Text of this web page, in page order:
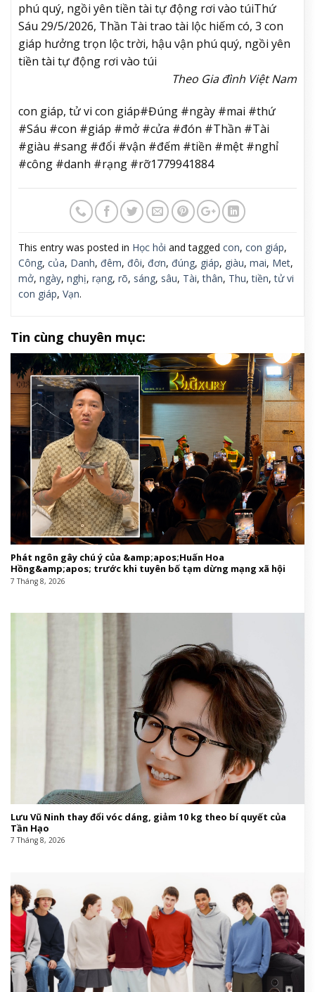
phú quý, ngồi yên tiền tài tự động rơi vào túiThứ
Sáu 29/5/2026, Thần Tài trao tài lộc hiếm có, 3 con
giáp hưởng trọn lộc trời, hậu vận phú quý, ngồi yên
tiền tài tự động rơi vào túi
Theo Gia đình Việt Nam
con giáp, tử vi con giáp#Đúng #ngày #mai #thứ
#Sáu #con #giáp #mở #cửa #đón #Thần #Tài
#giàu #sang #đổi #vận #đếm #tiền #mệt #nghỉ
#công #danh #rạng #rỡ1779941884
This entry was posted in Học hỏi and tagged con, con giáp,
Công, của, Danh, đêm, đôi, đơn, đúng, giáp, giàu, mai, Met,
mở, ngày, nghị, rạng, rõ, sáng, sâu, Tài,thân, Thu,tiền,tử vi
con giáp, Vạn.
Tin cùng chuyên mục:
Phát ngôn gây chú ý của &amp;apos;Huấn Hoa
Hồng&amp;apos; trước khi tuyên bố tạm dừng mạng xã hội
7 Tháng 8, 2026
Lưu Vũ Ninh thay đổi vóc dáng, giảm 10 kg theo bí quyết của
Tần Hạo
7 Tháng 8, 2026